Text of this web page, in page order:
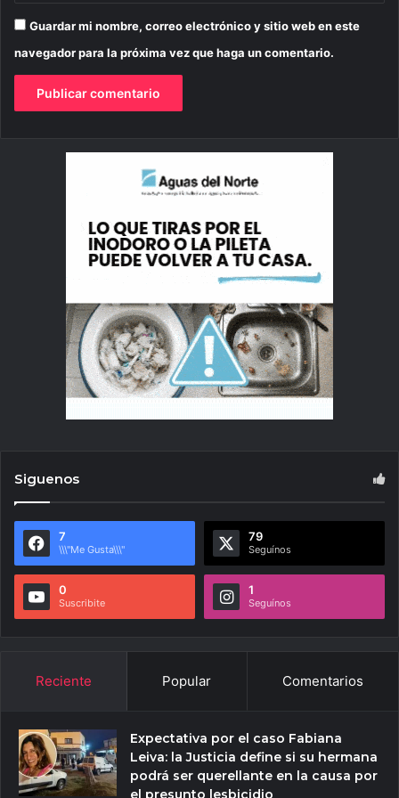
Guardar mi nombre, correo electrónico y sitio web en este
navegador para la próxima vez que haga un comentario.
Siguenos
7
\\\"Me Gusta\\\"
79
Seguínos
0
Suscribite
1
Seguínos
Reciente Popular Comentarios
Expectativa por el caso Fabiana
Leiva: la Justicia define si su hermana
podrá ser querellante en la causa por
el presunto lesbicidio